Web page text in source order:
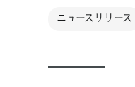
ニュースリリース